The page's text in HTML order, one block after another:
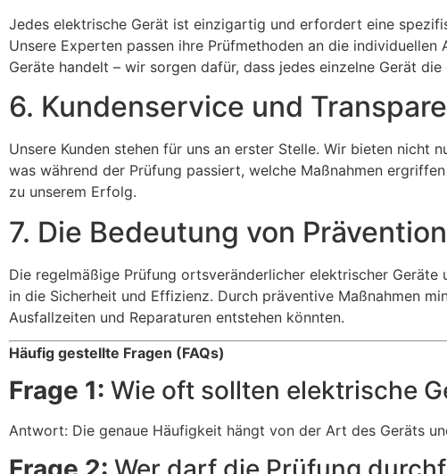
Jedes elektrische Gerät ist einzigartig und erfordert eine
Unsere Experten passen ihre Prüfmethoden an die
Geräte handelt – wir sorgen dafür, dass jedes einzelne Gerät
6. Kundenservice und
Unsere Kunden stehen für uns an erster Stelle. Wir bieten nicht
was während der Prüfung passiert, welche Maßnahmen
zu unserem Erfolg.
7. Die Bedeutung von Prävention
Die regelmäßige Prüfung ortsveränderlicher elektrischer
in die Sicherheit und Effizienz. Durch präventive Maßnahmen
Ausfallzeiten und Reparaturen entstehen könnten.
Häufig gestellte Fragen (FAQs)
Frage 1: Wie oft sollten elektrische
Antwort: Die genaue Häufigkeit hängt von der Art des Geräts